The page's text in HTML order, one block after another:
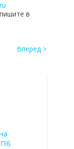
в
Вперед >